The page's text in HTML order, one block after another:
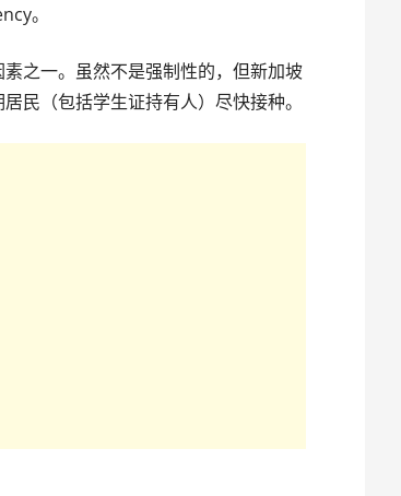
。
之一。虽然不是强制性的，但新加坡
民（包括学生证持有人）尽快接种。